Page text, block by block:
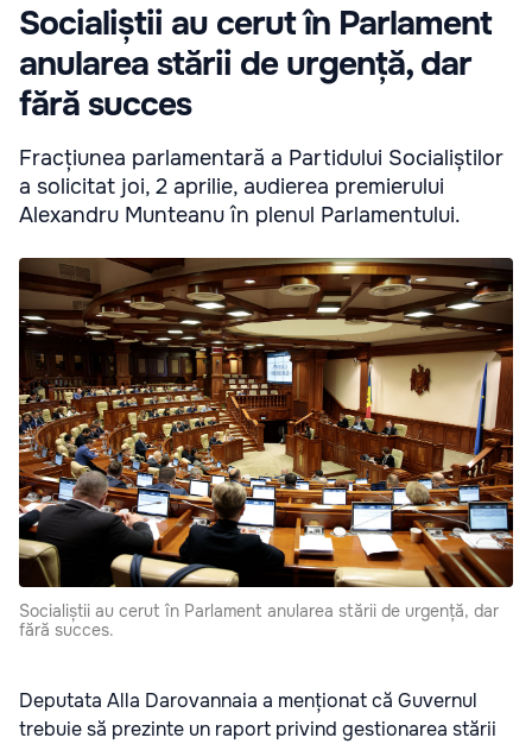
Socialiștii au cerut în Parlament
anularea stării de urgență, dar
fără succes
Fracțiunea parlamentară a Partidului Socialiștilor
a solicitat joi, 2 aprilie, audierea premierului
Alexandru Munteanu în plenul Parlamentului.
Socialiștii au cerut în Parlament anularea stării de urgență, dar
fără succes.
Deputata Alla Darovannaia a menționat că Guvernul
trebuie să prezinte un raport privind gestionarea stării